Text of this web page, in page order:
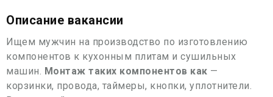
Описание вакансии
Ищем мужчин на производство по изготовлению
компонентов к кухонным плитам и сушильных
машин. Монтаж таких компонентов как —
корзинки, провода, таймеры, кнопки, уплотнители.